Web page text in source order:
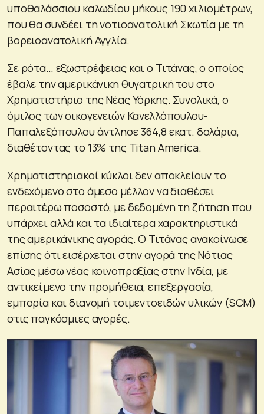
υποθαλάσσιου καλωδίου μήκους 190 χιλιομέτρων,
που θα συνδέει τη νοτιοανατολική Σκωτία με τη
βορειοανατολική Αγγλία.
Σε ρότα… εξωστρέφειας και ο Τιτάνας, ο οποίος
έβαλε την αμερικάνικη θυγατρική του στο
Χρηματιστήριο της Νέας Υόρκης. Συνολικά, ο
όμιλος των οικογενειών Κανελλόπουλου-
Παπαλεξόπουλου άντλησε 364,8 εκατ. δολάρια,
διαθέτοντας το 13% της Titan America.
Χρηματιστηριακοί κύκλοι δεν αποκλείουν το
ενδεχόμενο στο άμεσο μέλλον να διαθέσει
περαιτέρω ποσοστό, με δεδομένη τη ζήτηση που
υπάρχει αλλά και τα ιδιαίτερα χαρακτηριστικά
της αμερικάνικης αγοράς. Ο Τιτάνας ανακοίνωσε
επίσης ότι εισέρχεται στην αγορά της Νότιας
Ασίας μέσω νέας κοινοπραξίας στην Ινδία, με
αντικείμενο την προμήθεια, επεξεργασία,
εμπορία και διανομή τσιμεντοειδών υλικών (SCM)
στις παγκόσμιες αγορές.